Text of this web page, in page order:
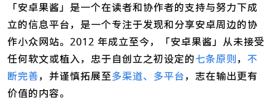
「安卓果酱」是一个在读者和协作者的支持与努力下成
立的信息平台，是一个专注于发现和分享安卓周边的协
作小众网站。2012 年成立至今，「安卓果酱」从未接受
任何软文或植入，忠于自创立之初设定的七条原则， 不
断完善，并谨慎拓展至多渠道、多平台，志在输出更有
价值的内容。